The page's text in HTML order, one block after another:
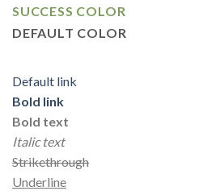
SUCCESS COLOR
DEFAULT COLOR
Default link
Bold link
Bold text
Italic text
Strikethrough
Underline